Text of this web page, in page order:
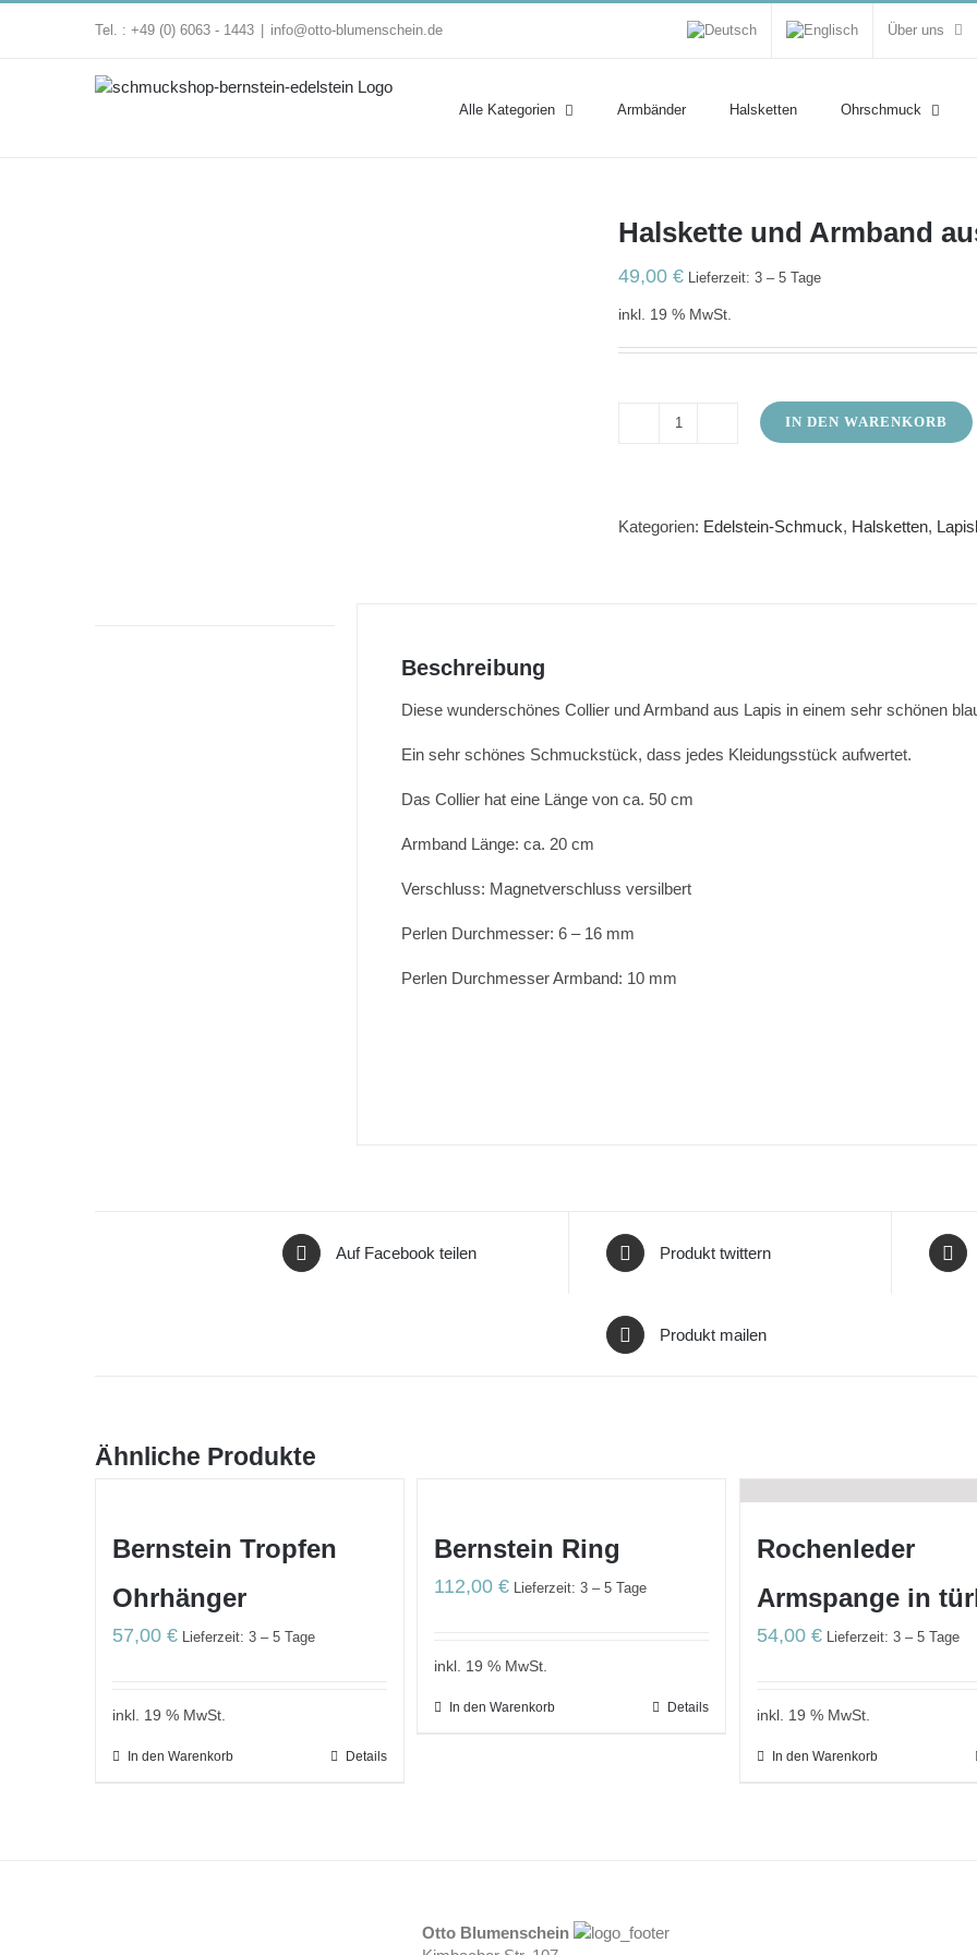
Tel. : +49 (0) 6063 - 1443 info@otto-blumenschein.de Über uns
Alle Kategorien Armbänder Halsketten Ohrschmuck
Halskette und Armband
49,00 € Lieferzeit: 3 – 5 Tage
inkl. 19 % MwSt.
Halskette
Lapis
IN DEN WARENKORB
Kategorien: Edelstein-Schmuck, Halsketten,
Beschreibung
Diese wunderschönes Collier und Armband aus Lapis in einem sehr schönen
Ein sehr schönes Schmuckstück, dass jedes Kleidungsstück aufwertet.
Das Collier hat eine Länge von ca. 50 cm
Armband Länge: ca. 20 cm
Verschluss: Magnetverschluss versilbert
Perlen Durchmesser: 6 – 16 mm
Perlen Durchmesser Armband: 10 mm
Auf Facebook teilen Produkt twittern
Produkt mailen
Ähnliche Produkte
Bernstein Tropfen
Ohrhänger
57,00 € Lieferzeit: 3 – 5 Tage
inkl. 19 % MwSt.
In den Warenkorb Details
Bernstein Ring
112,00€ Lieferzeit: 3 – 5 Tage
inkl. 19 % MwSt.
In den Warenkorb Details
Rochenleder
Armspange in
54,00 € Lieferzeit: 3 – 5 Tage
inkl. 19 % MwSt.
In den Warenkorb
Otto Blumenschein